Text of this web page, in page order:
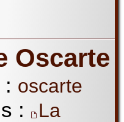
Oscarte
oscarte
:
La